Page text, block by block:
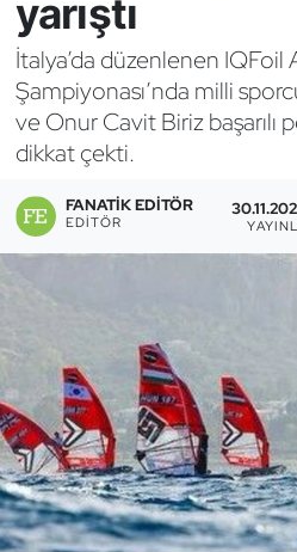
yarıştı
İtalya’da düzenlenen IQFoil
Şampiyonası’nda milli
ve Onur Cavit Biriz başarılı
dikkat çekti.
FANATIK EDITÖR
EDITÖR
Bocce Bowling Dart
Boks
Briç
Buz Hokeyi
Çim Hokeyi
Cimnastik
Curling
Dağcılık